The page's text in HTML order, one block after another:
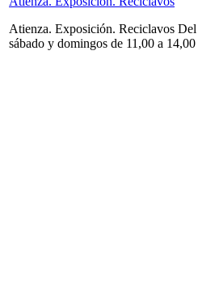
Atienza. Exposición. Reciclavos
sábado y domingos de 11,00 a